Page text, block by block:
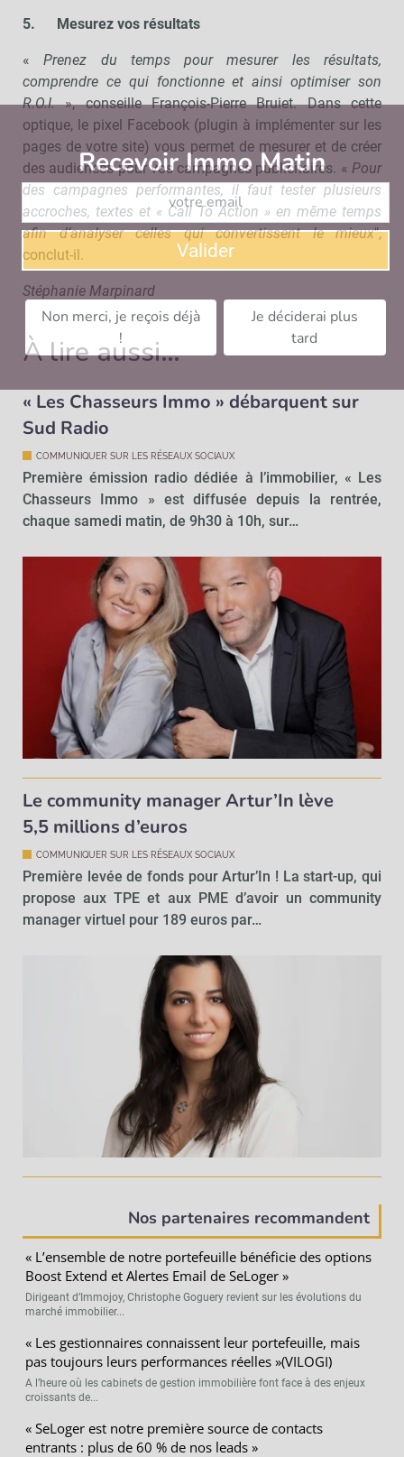
5. Mesurez vos résultats
«Prenez du temps pour mesurer les résultats,
comprendre ce qui fonctionne et ainsi optimiser son
R.O.I.», conseille François-Pierre Bruiet. Dans cette
optique, le pixel Facebook (plugin à implémenter sur les
pages de votre site) vous permet de mesurer et de créer
des audiences pour vos campagnes publicitaires. « Pour
des campagnes performantes, il faut tester plusieurs
accroches, textes et « Call To Action » en même temps
afin d’analyser celles qui convertissent le mieux",
conclut-il.
Stéphanie Marpinard
À lire aussi…
« Les Chasseurs Immo » débarquent sur
Sud Radio
COMMUNIQUER SUR LES RÉSEAUX SOCIAUX
Première émission radio dédiée à l’immobilier, « Les
Chasseurs Immo » est diffusée depuis la rentrée,
chaque samedi matin, de 9h30 à 10h, sur…
Le community manager Artur’In lève
5,5 millions d’euros
COMMUNIQUER SUR LES RÉSEAUX SOCIAUX
Première levée de fonds pour Artur’In ! La start-up, qui
propose aux TPE et aux PME d’avoir un community
manager virtuel pour 189 euros par…
Nos partenaires recommandent
« L’ensemble de notre portefeuille bénéficie des options
Boost Extend et Alertes Email de SeLoger »
Dirigeant d’Immojoy, Christophe Goguery revient sur les évolutions du
marché immobilier...
« Les gestionnaires connaissent leur portefeuille, mais
pas toujours leurs performances réelles »(VILOGI)
A l’heure où les cabinets de gestion immobilière font face à des enjeux
croissants de...
« SeLoger est notre première source de contacts
entrants : plus de 60 % de nos leads »
Recevoir Immo Matin
Valider
Non merci, je reçois déjà
!
Je déciderai plus
tard